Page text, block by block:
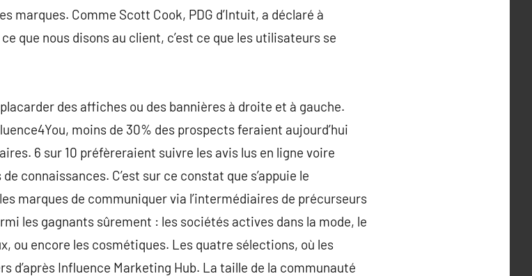
marques. Comme Scott Cook, PDG d’Intuit, a déclaré à
que nous disons au client, c’est ce que les utilisateurs se
des affiches ou des bannières à droite et à gauche.
moins de 30% des prospects feraient aujourd’hui
6 sur 10 préfèreraient suivre les avis lus en ligne voire
connaissances. C’est sur ce constat que s’appuie le
marques de communiquer via l’intermédiaires de précurseurs
les gagnants sûrement : les sociétés actives dans la mode, le
ou encore les cosmétiques. Les quatre sélections, où les
d’après Influence Marketing Hub. La taille de la communauté